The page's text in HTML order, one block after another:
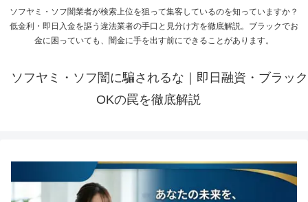
ソフヤミ・ソフ闇業者が検索上位を狙って集客しているのを知っていますか？
低金利・即日入金を謳う違法業者の手口と見分け方を徹底解説。ブラックでお
金に困っていても、闇金に手を出す前にできることがあります。
ソフヤミ・ソフ闇に騙されるな｜即日融資・ブラック
OKの罠を徹底解説